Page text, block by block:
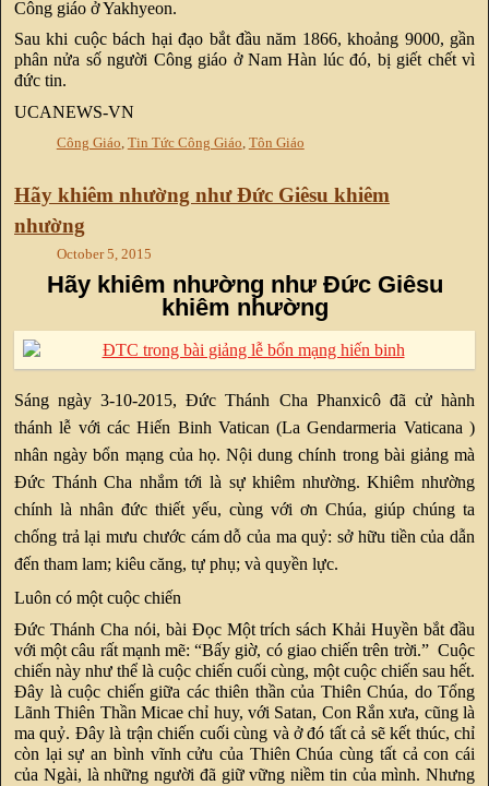
Công giáo ở Yakhyeon.
Sau khi cuộc bách hại đạo bắt đầu năm 1866, khoảng 9000, gần
phân nửa số người Công giáo ở Nam Hàn lúc đó, bị giết chết vì
đức tin.
UCANEWS-VN
Công Giáo Tin Tức Công Giáo Tôn Giáo
Hãy khiêm nhường như Đức Giêsu khiêm
nhường
October 5, 2015
Hãy khiêm nhường như Đức Giêsu
khiêm nhường
Sáng ngày 3-10-2015, Đức Thánh Cha Phanxicô đã cử hành
thánh lễ với các Hiến Binh Vatican (La Gendarmeria Vaticana )
nhân ngày bổn mạng của họ. Nội dung chính trong bài giảng mà
Đức Thánh Cha nhắm tới là sự khiêm nhường. Khiêm nhường
chính là nhân đức thiết yếu, cùng với ơn Chúa, giúp chúng ta
chống trả lại mưu chước cám dỗ của ma quỷ: sở hữu tiền của dẫn
đến tham lam; kiêu căng, tự phụ; và quyền lực.
Luôn có một cuộc chiến
Đức Thánh Cha nói, bài Đọc Một trích sách Khải Huyền bắt đầu
với một câu rất mạnh mẽ: “Bấy giờ, có giao chiến trên trời.” Cuộc
chiến này như thể là cuộc chiến cuối cùng, một cuộc chiến sau hết.
Đây là cuộc chiến giữa các thiên thần của Thiên Chúa, do Tổng
Lãnh Thiên Thần Micae chỉ huy, với Satan, Con Rắn xưa, cũng là
ma quỷ. Đây là trận chiến cuối cùng và ở đó tất cả sẽ kết thúc, chỉ
còn lại sự an bình vĩnh cửu của Thiên Chúa cùng tất cả con cái
của Ngài, là những người đã giữ vững niềm tin của mình. Nhưng